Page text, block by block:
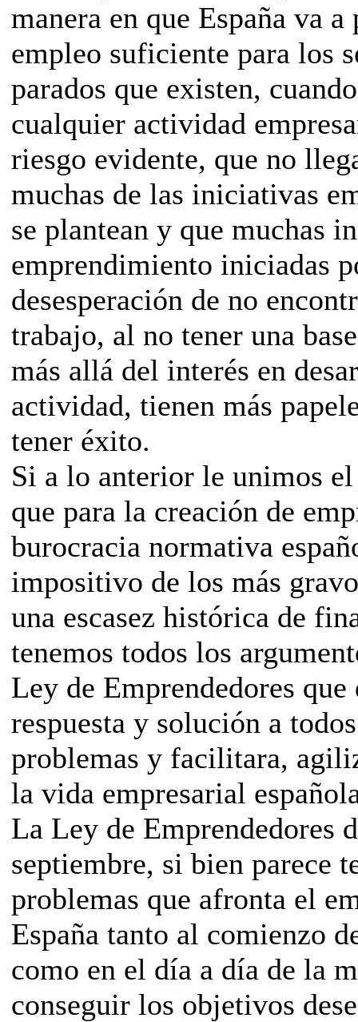
manera en que España va a
empleo suficiente para los
parados que existen,
cualquier actividad
riesgo evidente, que no
muchas de las iniciativas
se plantean y que muchas
emprendimiento iniciadas
desesperación de no
trabajo, al no tener una
más allá del interés en
actividad, tienen más
tener éxito.
Si a lo anterior le unimos
que para la creación de
burocracia normativa
impositivo de los más
una escasez histórica de
tenemos todos los
Ley de Emprendedores
respuesta y solución a
problemas y facilitara,
la vida empresarial
La Ley de Emprendedores
septiembre, si bien parece
problemas que afronta el
España tanto al comienzo
como en el día a día de la
conseguir los objetivos